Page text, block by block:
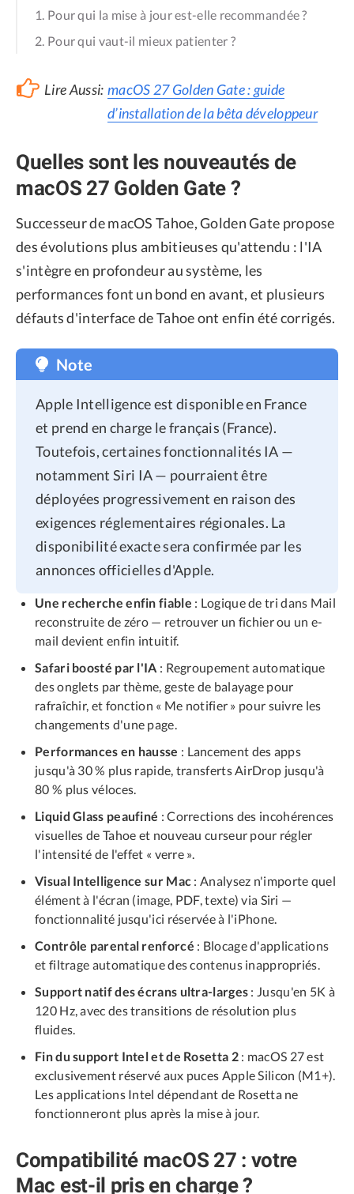
1. Pour qui la mise à jour est-elle recommandée ?
2. Pour qui vaut-il mieux patienter ?
Lire Aussi: macOS 27 Golden Gate : guide
d’installation de la bêta développeur
Quelles sont les nouveautés de
macOS 27 Golden Gate ?
Successeur de macOS Tahoe, Golden Gate propose
des évolutions plus ambitieuses qu'attendu : l'IA
s'intègre en profondeur au système, les
performances font un bond en avant, et plusieurs
défauts d'interface de Tahoe ont enfin été corrigés.
Note
Apple Intelligence est disponible en France
et prend en charge le français (France).
Toutefois, certaines fonctionnalités IA —
notamment Siri IA — pourraient être
déployées progressivement en raison des
exigences réglementaires régionales. La
disponibilité exacte sera confirmée par les
annonces officielles d'Apple.
Une recherche enfin fiable : Logique de tri dans Mail
reconstruite de zéro — retrouver un fichier ou un e-
mail devient enfin intuitif.
Safari boosté par l'IA : Regroupement automatique
des onglets par thème, geste de balayage pour
rafraîchir, et fonction « Me notifier » pour suivre les
changements d'une page.
Performances en hausse : Lancement des apps
jusqu'à 30 % plus rapide, transferts AirDrop jusqu'à
80 % plus véloces.
Liquid Glass peaufiné : Corrections des incohérences
visuelles de Tahoe et nouveau curseur pour régler
l'intensité de l'effet « verre ».
Visual Intelligence sur Mac : Analysez n'importe quel
élément à l'écran (image, PDF, texte) via Siri —
fonctionnalité jusqu'ici réservée à l'iPhone.
Contrôle parental renforcé : Blocage d'applications
et filtrage automatique des contenus inappropriés.
Support natif des écrans ultra-larges : Jusqu'en 5K à
120 Hz, avec des transitions de résolution plus
fluides.
Fin du support Intel et de Rosetta 2: macOS 27 est
exclusivement réservé aux puces Apple Silicon (M1+).
Les applications Intel dépendant de Rosetta ne
fonctionneront plus après la mise à jour.
Compatibilité macOS 27 : votre
Mac est-il pris en charge ?